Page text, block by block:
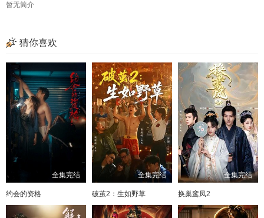
暂无简介
猜你喜欢
全集完结
约会的资格
全集完结
破茧2：生如野草
全集完结
换巢鸾凤2